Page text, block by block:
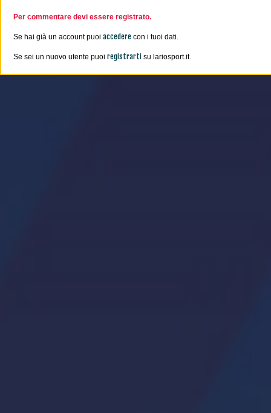
Per commentare devi essere registrato.
Se hai già un account puoi accedere con i tuoi dati.
Se sei un nuovo utente puoi registrarti su lariosport.it.